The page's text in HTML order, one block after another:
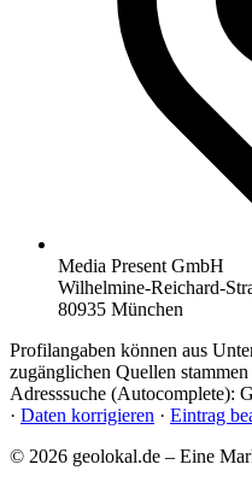
Media Present GmbH
Wilhelmine-Reichard-
80935 München
Profilangaben können aus
zugänglichen Quellen
Adresssuche (Autocomplete):
· Daten korrigieren · Eintrag
© 2026 geolokal.de – Eine